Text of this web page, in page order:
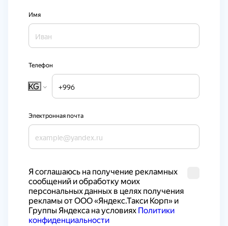
Имя
Телефон
KG
Электронная почта
Я соглашаюсь на получение рекламных
сообщений и обработку моих
персональных данных в целях получения
рекламы от ООО «Яндекс.Такси Корп» и
Группы Яндекса на условиях Политики
конфиденциальности